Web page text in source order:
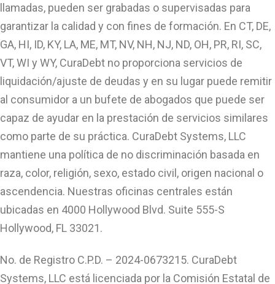
llamadas, pueden ser grabadas o supervisadas para
garantizar la calidad y con fines de formación. En CT, DE,
GA, HI, ID, KY, LA, ME, MT, NV, NH, NJ, ND, OH, PR, RI, SC,
VT, WI y WY, CuraDebt no proporciona servicios de
liquidación/ajuste de deudas y en su lugar puede remitir
al consumidor a un bufete de abogados que puede ser
capaz de ayudar en la prestación de servicios similares
como parte de su práctica. CuraDebt Systems, LLC
mantiene una política de no discriminación basada en
raza, color, religión, sexo, estado civil, origen nacional o
ascendencia. Nuestras oficinas centrales están
ubicadas en 4000 Hollywood Blvd. Suite 555-S
Hollywood, FL 33021.
No. de Registro C.P.D. – 2024-0673215. CuraDebt
Systems, LLC está licenciada por la Comisión Estatal de